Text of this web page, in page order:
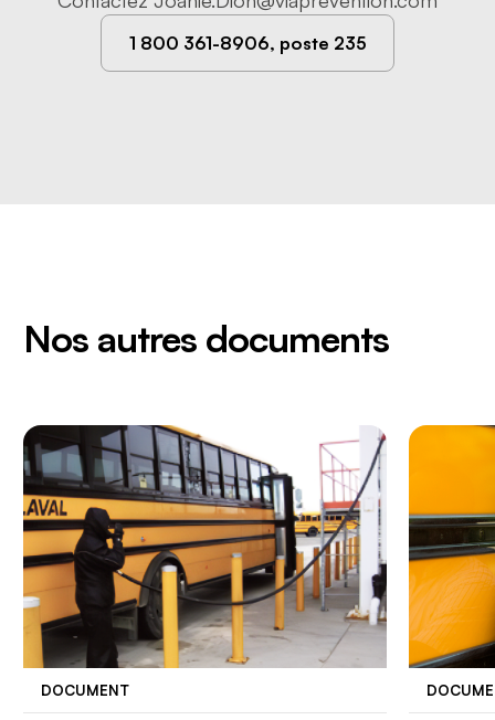
1 800 361-8906, poste 235
Nos autres documents
DOCUMENT